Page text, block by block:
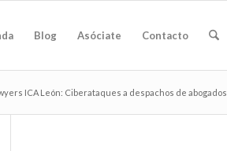
Blog Asóciate Contacto
ICA León: Ciberataques a despachos de abogados